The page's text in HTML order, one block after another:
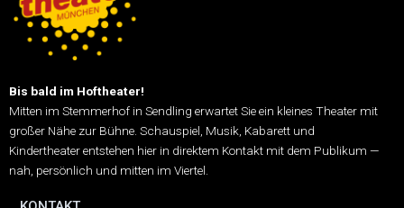
Bis bald im Hoftheater!
Mitten im Stemmerhof in Sendling erwartet Sie ein kleines Theater mit
großer Nähe zur Bühne. Schauspiel, Musik, Kabarett und
Kindertheater entstehen hier in direktem Kontakt mit dem Publikum —
nah, persönlich und mitten im Viertel.